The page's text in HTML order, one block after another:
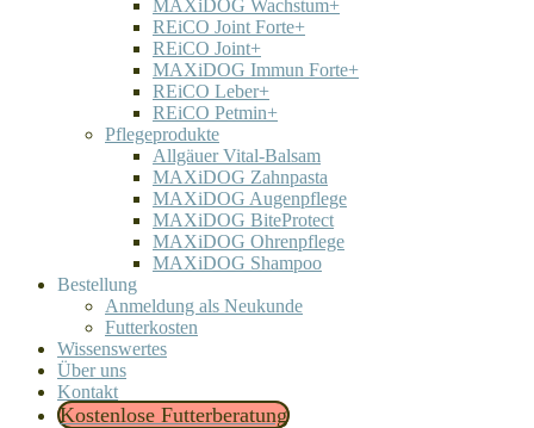
MAXiDOG Wachstum+
REiCO Joint Forte+
REiCO Joint+
MAXiDOG Immun Forte+
REiCO Leber+
REiCO Petmin+
Pflegeprodukte
Allgäuer Vital-Balsam
MAXiDOG Zahnpasta
MAXiDOG Augenpflege
MAXiDOG BiteProtect
MAXiDOG Ohrenpflege
MAXiDOG Shampoo
Bestellung
Anmeldung als Neukunde
Futterkosten
Wissenswertes
Über uns
Kontakt
Kostenlose Futterberatung